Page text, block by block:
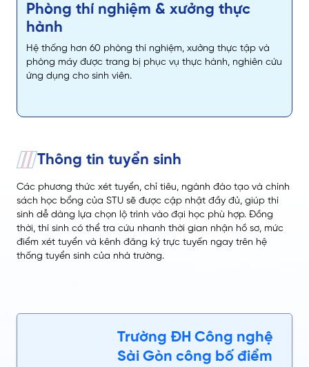
Phòng thí nghiệm & xưởng thực
hành
Hệ thống hơn 60 phòng thí nghiệm, xưởng thực tập và
phòng máy được trang bị phục vụ thực hành, nghiên cứu
ứng dụng cho sinh viên.
Thông tin tuyển sinh
Các phương thức xét tuyển, chỉ tiêu, ngành đào tạo và chính
sách học bổng của STU sẽ được cập nhật đầy đủ, giúp thí
sinh dễ dàng lựa chọn lộ trình vào đại học phù hợp. Đồng
thời, thí sinh có thể tra cứu nhanh thời gian nhận hồ sơ, mức
điểm xét tuyển và kênh đăng ký trực tuyến ngay trên hệ
thống tuyển sinh của nhà trường.
Trường ĐH Công nghệ
Sài Gòn công bố điểm